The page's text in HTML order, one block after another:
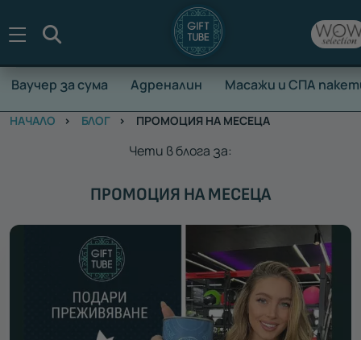
Ваучер за сума Адреналин Масажи и СПА
НАЧАЛО БЛОГ ПРОМОЦИЯ НА МЕСЕЦА
Чети в блога за:
ПРОМОЦИЯ НА МЕСЕЦА